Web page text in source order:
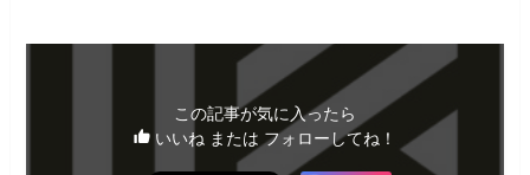
この記事が気に入ったら
いいね または フォローしてね！